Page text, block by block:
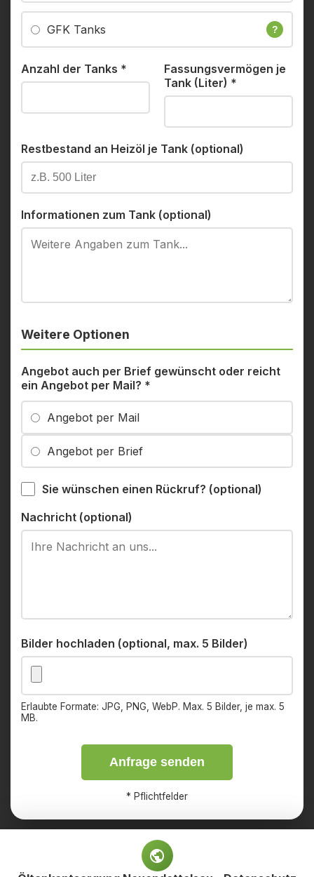
GFK Tanks ?
Anzahl der Tanks *
Fassungsvermögen je
Tank (Liter) *
Restbestand an Heizöl je Tank (optional)
Informationen zum Tank (optional)
Weitere Optionen
Angebot auch per Brief gewünscht oder reicht
ein Angebot per Mail? *
Angebot per Mail
Angebot per Brief
Sie wünschen einen Rückruf? (optional)
Nachricht (optional)
Bilder hochladen (optional, max. 5 Bilder)
Erlaubte Formate: JPG, PNG, WebP. Max. 5 Bilder, je max. 5
MB.
Anfrage senden
* Pflichtfelder